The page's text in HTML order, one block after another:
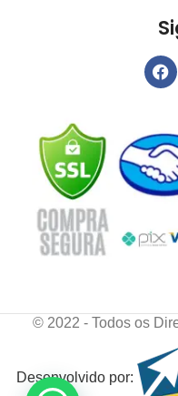
© 2022 - Todos os
Desenvolvido por: